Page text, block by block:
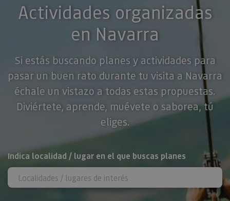
Actividades organizadas
en Navarra
Si estás buscando planes y actividades para
pasar un buen rato durante tu visita a Navarra
échale un vistazo a todas estas propuestas.
Diviértete, aprende, muévete o saborea, tú
eliges.
BUSCAR
Indica localidad / lugar en el que buscas planes